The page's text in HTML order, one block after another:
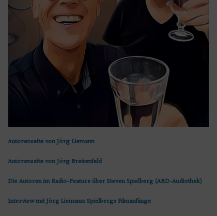
Autorenseite von Jörg Liemann
Autorenseite von Jörg Breitenfeld
Die Autoren im Radio-Feature über Steven Spielberg (ARD-Audiothek)
Interview mit Jörg Liemann: Spielbergs Filmanfänge